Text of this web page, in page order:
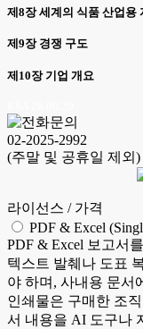
제8장 세계의 식품 산업용
제9장 경쟁 구도
제10장 기업 개요
02-2025-2992
(주말 및 공휴일 제외)
라이선스 / 가격
PDF & Excel
PDF & Excel 보고서
텍스트 발췌나 도표
야 하며, 사내용 문서
인쇄물은 구매한 조
서 내용을 AI 도구나